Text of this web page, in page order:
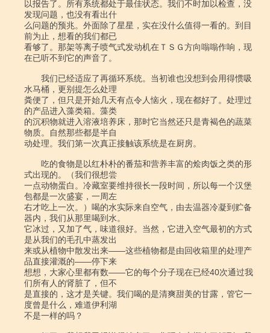
以报告了。所有系统都处于最佳状态。我们不时加以检查，没
发现问题，也没有看出什
么问题的预兆。外面除了星星，实在没什么值得一看的。到目
前为止，想看的我们都已
看够了。那架等离子喷气式发动机在ＴＳＧ方向嗡嗡作响，现
在已听不到它的声音了。
我们已经适应了再循环系统。当初谁也没想到会用得惯吸
水马桶，更别提怎么处理
粪便了，但只是开始几天有点令人恼火，现在都好了。处理过
的产品进入藻类箱。藻类
的沉积物就进入溶液培养床，那时它当然还只是青褐色的蔬菜
物质。自然那些都是半自
动处理。我们第一次真正接触该系统是在厨房。
吃的食物是以红朴朴的番茄和营养丰富的烩肉饭之类的形
式出现的。（我们很想尝
一点动物蛋白。冷藏室要维持很长一段时间，所以每一个汉堡
包都是一次盛宴，一周左
右才吃上一次。）喝的水实际来自空气，由去温器冷凝到贮备
器内，我们从那里喝到水。
它冰过，又加了气，味道很好。当然，它进入空气最初的方式
是从我们的毛孔中蒸发出
来或从植物中散发出来――这些植物都是由回收箱里的处理产
品直接灌溉的――停下来
想想，大家心里都有数――它的每个分子现在已经40次通过我
们所有人的肾脏了，但不
是直接的，这才是关键。我们喝的是清爽甜美的甘露，管它一
度曾是什么，难道伊利湖
不是一样的吗？